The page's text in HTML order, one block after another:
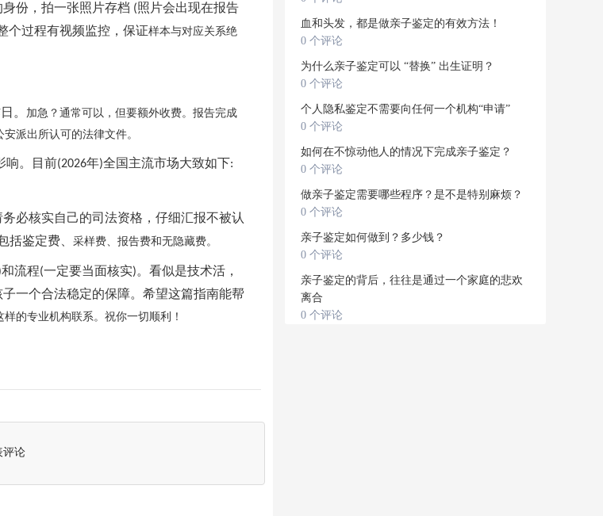
份，拍一张照片存档 (照片会出现在报告
个过程有视频监控，保证样本与对应关系绝
。
加急？通常可以，但要额外收费。报告完成
派出所认可的法律文件。
响。目前(2026年)全国主流市场大致如下:
必核实自己的司法资格，仔细汇报不被认
括鉴定费、 采样费、报告费和无隐藏费。
和流程(一定要当面核实)。看似是技术活，
一个合法稳定的保障。希望这篇指南能帮
的专业机构联系。祝你一切顺利！
评论
血和头发，都是做亲子鉴定的有效方法！
0 个评论
为什么亲子鉴定可以 “替换” 出生证明？
0 个评论
个人隐私鉴定不需要向任何一个机构“申请”
0 个评论
如何在不惊动他人的情况下完成亲子鉴定？
0 个评论
做亲子鉴定需要哪些程序？是不是特别麻烦？
0 个评论
亲子鉴定如何做到？多少钱？
0 个评论
亲子鉴定的背后，往往是通过一个家庭的悲欢
离合
0 个评论